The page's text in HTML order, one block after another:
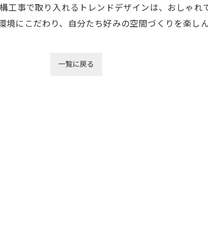
工事で取り入れるトレンドデザインは、おしゃ
にこだわり、自分たち好みの空間づくりを楽し
一覧に戻る